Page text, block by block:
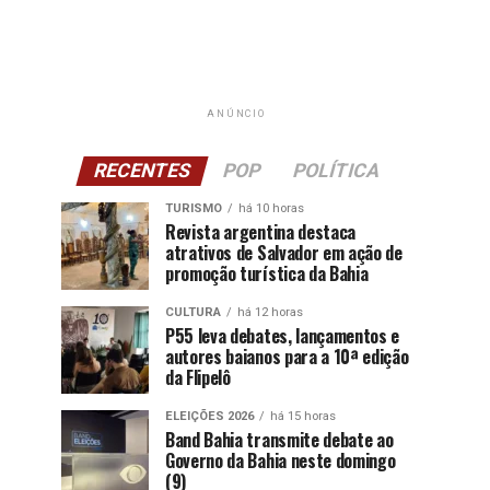
ANÚNCIO
RECENTES POP POLÍTICA
TURISMO há 10 horas
Revista argentina destaca
atrativos de Salvador em ação de
promoção turística da Bahia
CULTURA há 12 horas
P55 leva debates, lançamentos e
autores baianos para a 10ª edição
da Flipelô
ELEIÇÕES 2026 há 15 horas
Band Bahia transmite debate ao
Governo da Bahia neste domingo
(9)